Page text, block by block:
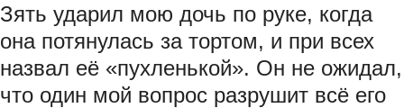
Зять ударил мою дочь по руке, когда
она потянулась за тортом, и при всех
назвал её «пухленькой». Он не ожидал,
что один мой вопрос разрушит всё его